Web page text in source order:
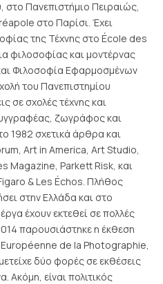
στο Πανεπιστήμιο Πειραιώς,
στο Παρίσι. Έχει
της Τέχνης στο École des
φιλοσοφίας και μοντέρνας
Φιλοσοφία Εφαρμοσμένων
του Πανεπιστημίου
σε σχολές τέχνης και
ζωγράφος και
1982 σχετικά άρθρα και
Art in America, Art Studio,
Magazine, Parkett Risk, και
& Les Échos. Πλήθος
στην Ελλάδα και στο
έχουν εκτεθεί σε πολλές
παρουσιάστηκε η έκθεση
de la Photographie,
δύο φορές σε εκθέσεις
Ακόμη, είναι πολιτικός